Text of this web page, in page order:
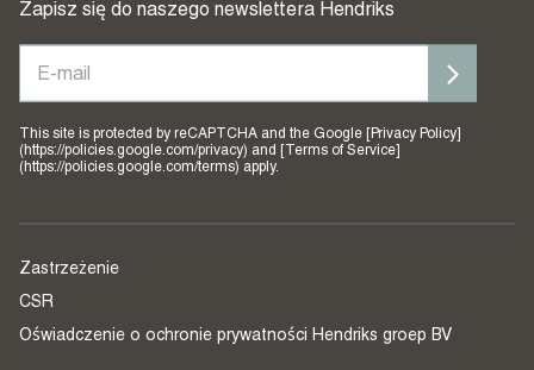
Zapisz się do naszego newslettera Hendriks
This site is protected by reCAPTCHA and the Google [Privacy Policy]
(https://policies.google.com/privacy) and [Terms of Service]
(https://policies.google.com/terms) apply.
Zastrzeżenie
CSR
Oświadczenie o ochronie prywatności Hendriks groep BV